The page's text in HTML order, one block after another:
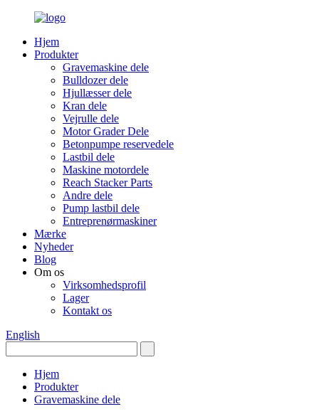
Hjem
Produkter
Gravemaskine dele
Bulldozer dele
Hjullæsser dele
Kran dele
Vejrulle dele
Motor Grader Dele
Betonpumpe reservedele
Lastbil dele
Maskine motordele
Reach Stacker Parts
Andre dele
Pump lastbil dele
Entreprenørmaskiner
Mærke
Nyheder
Blog
Om os
Virksomhedsprofil
Lager
Kontakt os
English
Hjem
Produkter
Gravemaskine dele